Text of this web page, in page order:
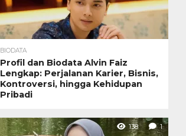
BIODATA
Profil dan Biodata Alvin Faiz
Lengkap: Perjalanan Karier, Bisnis,
Kontroversi, hingga Kehidupan
Pribadi
138 1